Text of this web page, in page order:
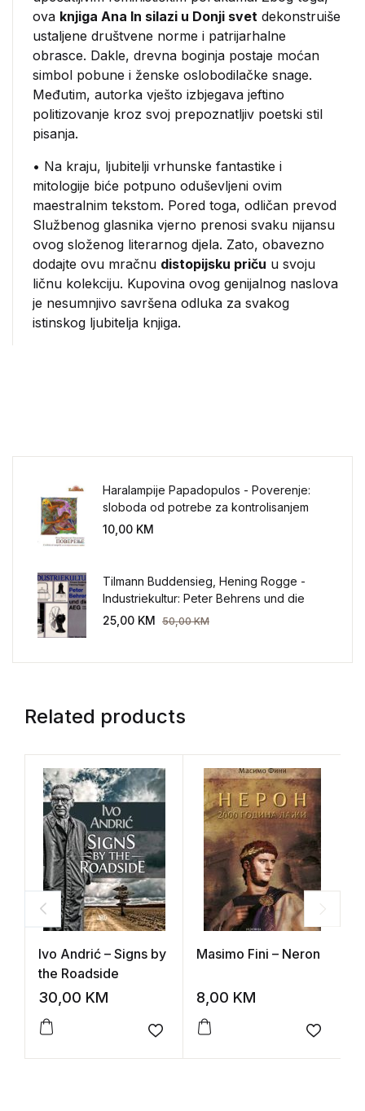
ova knjiga Ana In silazi u Donji svet dekonstruiše
ustaljene društvene norme i patrijarhalne
obrasce. Dakle, drevna boginja postaje moćan
simbol pobune i ženske oslobodilačke snage.
Međutim, autorka vješto izbjegava jeftino
politizovanje kroz svoj prepoznatljiv poetski stil
pisanja.
• Na kraju, ljubitelji vrhunske fantastike i
mitologije biće potpuno oduševljeni ovim
maestralnim tekstom. Pored toga, odličan prevod
Službenog glasnika vjerno prenosi svaku nijansu
ovog složenog literarnog djela. Zato, obavezno
dodajte ovu mračnu distopijsku priču u svoju
ličnu kolekciju. Kupovina ovog genijalnog naslova
je nesumnjivo savršena odluka za svakog
istinskog ljubitelja knjiga.
Haralampije Papadopulos - Poverenje:
sloboda od potrebe za kontrolisanjem
sveta
10,00 KM
Tilmann Buddensieg, Hening Rogge -
Industriekultur: Peter Behrens und die
AEG 1907-1914.
25,00 KM 50,00KM
Related products
Ivo Andrić – Signs by
the Roadside
30,00 KM
Add to wishlist
Masimo Fini – Neron
8,00 KM
Add to